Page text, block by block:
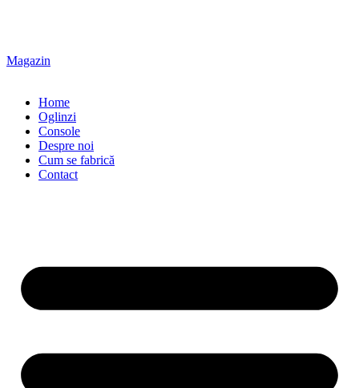
Magazin
Home
Oglinzi
Console
Despre noi
Cum se fabrică
Contact